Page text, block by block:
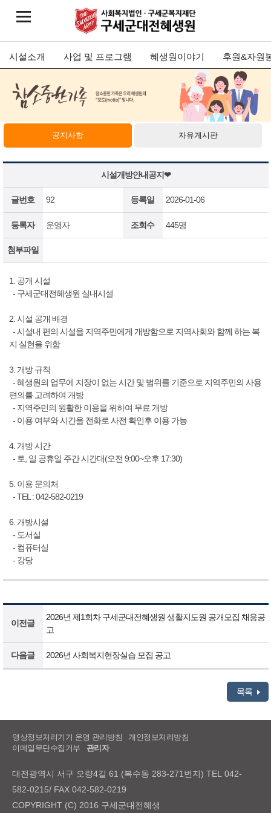
시설소개 사업 및 프로그램 혜생원이야기 후원&자원
공지사항 자유게시판
시설개방안내공지❤
글번호 92 등록일 2026-01-06
등록자 운영자 조회수 445명
첨부파일
1. 공개 시설
- 구세군대전혜생원 실내시설
2. 시설 공개 배경
- 시설내 편의 시설을 지역주민에게 개방함으로 지역사회와 함께 하는 복
지 실현을 위함
3. 개방 규칙
- 혜생원의 업무에 지장이 없는 시간 및 범위를 기준으로 지역주민의 사용
편의를 고려하여 개방
- 지역주민의 원활한 이용을 위하여 무료 개방
- 이용 여부와 시간을 전화로 사전 확인후 이용 가능
4. 개방 시간
- 토, 일 공휴일 주간 시간대(오전 9:00~오후 17:30)
5. 이용 문의처
- TEL : 042-582-0219
6. 개방시설
- 도서실
- 컴퓨터실
- 강당
이전글
2026년 제1회차 구세군대전혜생원 생활지도원 공개모집 채용공
고
다음글 2026년 사회복지현장실습 모집 공고
목록
영상정보처리기기 운영 관리방침
개인정보처리방침
이메일무단수집거부
관리자
대전광역시 서구 오량4길 61 (복수동 283-271번지) TEL 042-
582-0215/ FAX 042-582-0219
COPYRIGHT (C) 2016 구세군대전혜생